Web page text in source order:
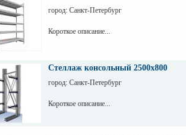
город: Санкт-Петербург
Короткое описание...
Стеллаж консольный 2500х800
город: Санкт-Петербург
Короткое описание...